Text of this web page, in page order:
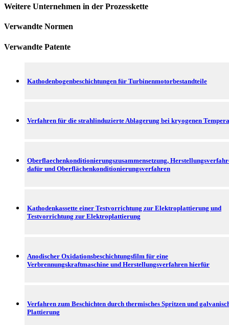
Weitere Unternehmen in der Prozesskette
Verwandte Normen
Verwandte Patente
Kathodenbogenbeschichtungen für Turbinenmotorbestandteile
Verfahren für die strahlinduzierte Ablagerung bei kryogenen
Oberflaechenkonditionierungszusammensetzung,
dafür und Oberflächenkonditionierungsverfahren
Kathodenkassette einer Testvorrichtung zur Elektroplattierung und
Testvorrichtung zur Elektroplattierung
Anodischer Oxidationsbeschichtungsfilm für eine
Verbrennungskraftmaschine und Herstellungsverfahren hierfür
Verfahren zum Beschichten durch thermisches Spritzen und
Plattierung